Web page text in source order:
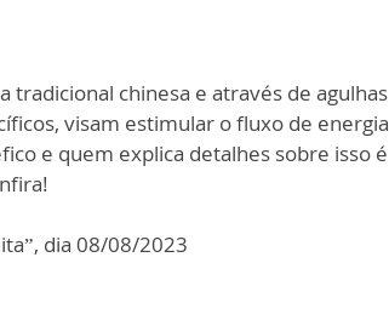
tradicional chinesa e através de agulhas
visam estimular o fluxo de energia
e quem explica detalhes sobre isso é
dia 08/08/2023